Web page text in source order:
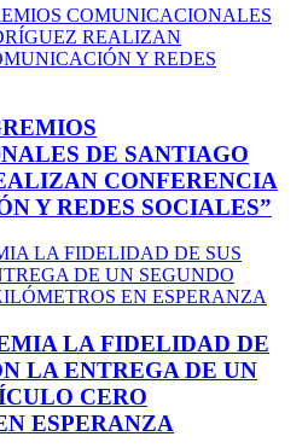
DE SANTIAGO
CONFERENCIA
Y REDES SOCIALES”
LA FIDELIDAD DE
LA ENTREGA DE UN
CERO
ESPERANZA